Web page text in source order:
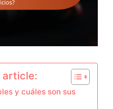
article:
y cuáles son sus